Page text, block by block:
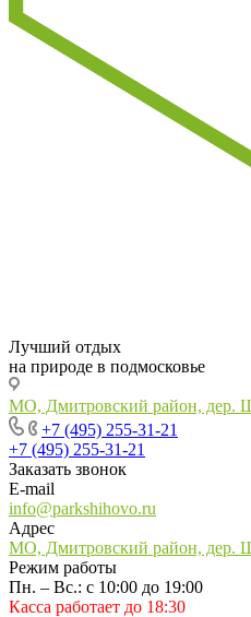
Лучший отдых
на природе в подмосковье
МО, Дмитровский район, дер.
+7 (495) 255-31-21
+7 (495) 255-31-21
Заказать звонок
E-mail
info@parkshihovo.ru
Адрес
МО, Дмитровский район, дер.
Режим работы
Пн. – Вс.: с 10:00 до 19:00
Касса работает до 18:30